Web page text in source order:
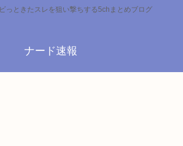
っときたスレを狙い撃ちする5chまとめブログ
ナード速報